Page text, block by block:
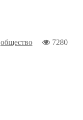
общество
7280